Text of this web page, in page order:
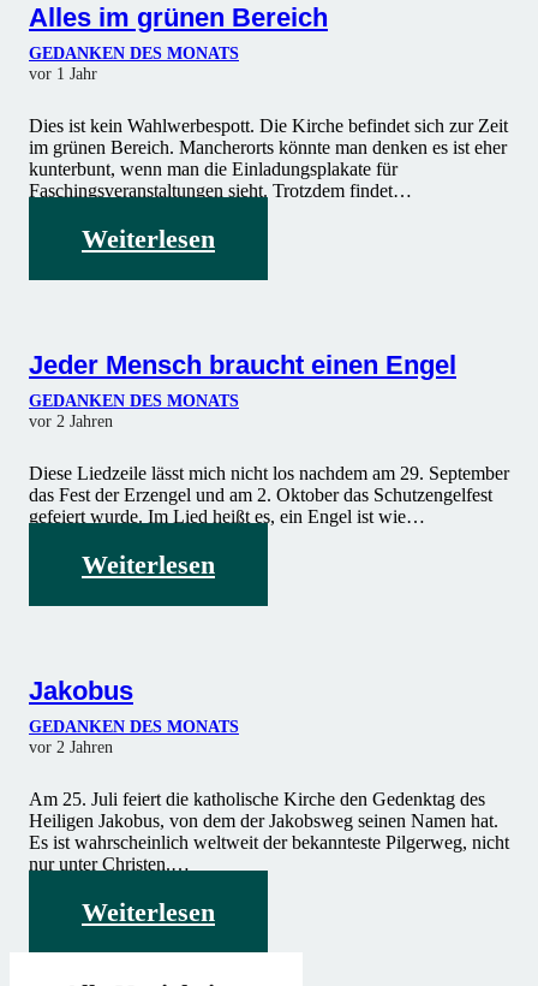
Alles im grünen Bereich
GEDANKEN DES MONATS
vor 1 Jahr
Dies ist kein Wahlwerbespott. Die Kirche befindet sich zur Zeit
im grünen Bereich. Mancherorts könnte man denken es ist eher
kunterbunt, wenn man die Einladungsplakate für
Faschingsveranstaltungen sieht. Trotzdem findet…
Weiterlesen
Jeder Mensch braucht einen Engel
GEDANKEN DES MONATS
vor 2 Jahren
Diese Liedzeile lässt mich nicht los nachdem am 29. September
das Fest der Erzengel und am 2. Oktober das Schutzengelfest
gefeiert wurde. Im Lied heißt es, ein Engel ist wie…
Weiterlesen
Jakobus
GEDANKEN DES MONATS
vor 2 Jahren
Am 25. Juli feiert die katholische Kirche den Gedenktag des
Heiligen Jakobus, von dem der Jakobsweg seinen Namen hat.
Es ist wahrscheinlich weltweit der bekannteste Pilgerweg, nicht
nur unter Christen.…
Weiterlesen